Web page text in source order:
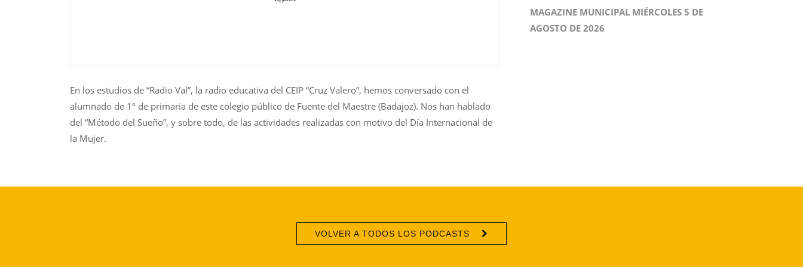
En los estudios de “Radio Val”, la radio educativa del CEIP “Cruz Valero”, hemos conversado con el
alumnado de 1º de primaria de este colegio público de Fuente del Maestre (Badajoz). Nos han hablado
del “Método del Sueño”, y sobre todo, de las actividades realizadas con motivo del Día Internacional de
la Mujer.
MAGAZINE MUNICIPAL MIÉRCOLES 5 DE
AGOSTO DE 2026
VOLVER A TODOS LOS PODCASTS